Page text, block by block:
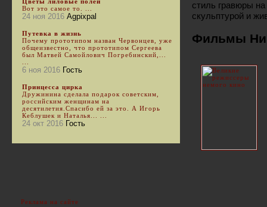
стиль гравюры
скульптурой и
Фильмы
Вот это самое то. ...
24 ноя 2016 Agpixpal
Путевка в жизнь
Почему прототипом назван Червонцев, уже
общеизвестно, что прототипом Сергеева
был Матвей Самойлович Погребинский,...
6 ноя 2016 Гость
Принцесса цирка
Дружинина сделала подарок советским,
российским женщинам на
десятилетия.Спасибо ей за это. А Игорь
Кеблушек и Наталья... ...
24 окт 2016 Гость
Реклама на сайте